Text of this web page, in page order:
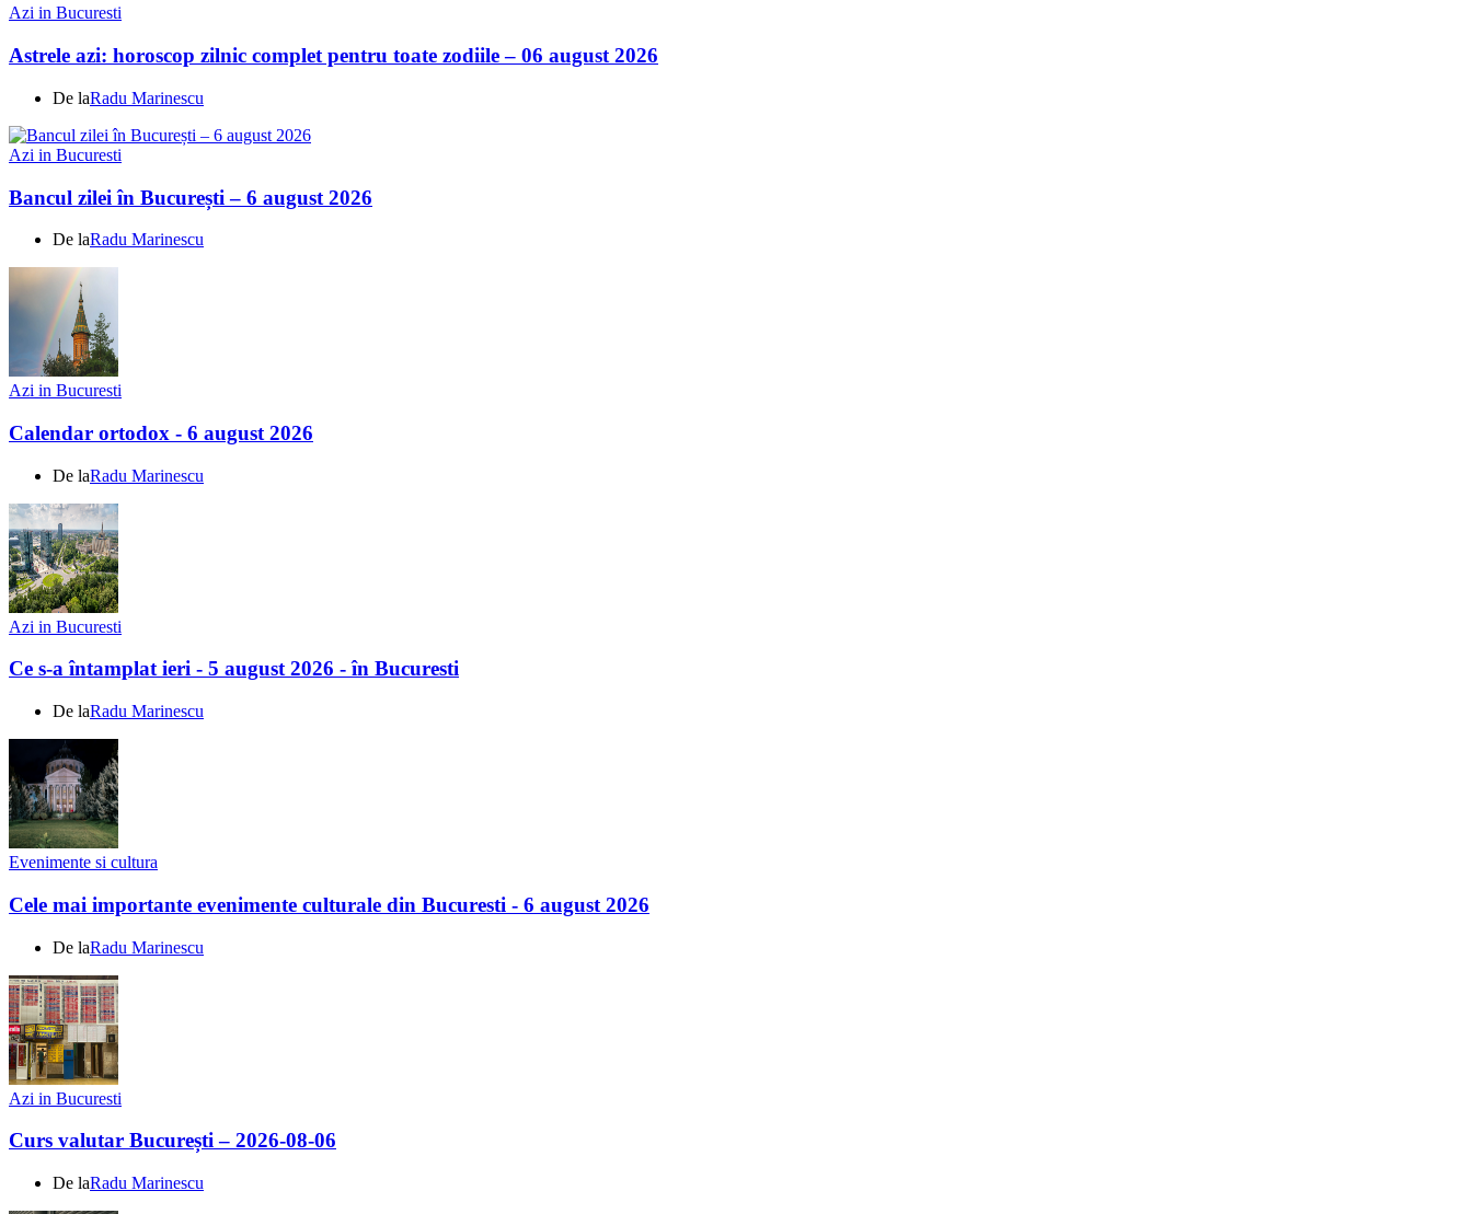
Azi in Bucuresti
Astrele azi: horoscop zilnic complet pentru toate zodiile – 06 august 2026
De laRadu Marinescu
Azi in Bucuresti
Bancul zilei în București – 6 august 2026
De laRadu Marinescu
Azi in Bucuresti
Calendar ortodox - 6 august 2026
De laRadu Marinescu
Azi in Bucuresti
Ce s-a întamplat ieri - 5 august 2026 - în Bucuresti
De laRadu Marinescu
Evenimente si cultura
Cele mai importante evenimente culturale din Bucuresti - 6 august 2026
De laRadu Marinescu
Azi in Bucuresti
Curs valutar București – 2026-08-06
De laRadu Marinescu